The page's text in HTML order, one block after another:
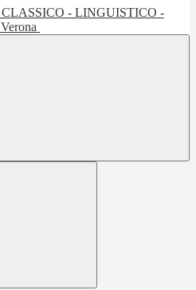
CLASSICO - LINGUISTICO -
Verona